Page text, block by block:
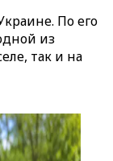
По его
из
так и на